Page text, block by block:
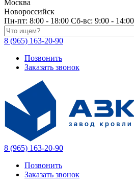
Москва
Новороссийск
Пн-пт: 8:00 - 18:00 Сб-вс: 9:00 - 14:00
Поиск по каталогу
8 (965) 163-20-90
Позвонить
Заказать звонок
8 (965) 163-20-90
Позвонить
Заказать звонок